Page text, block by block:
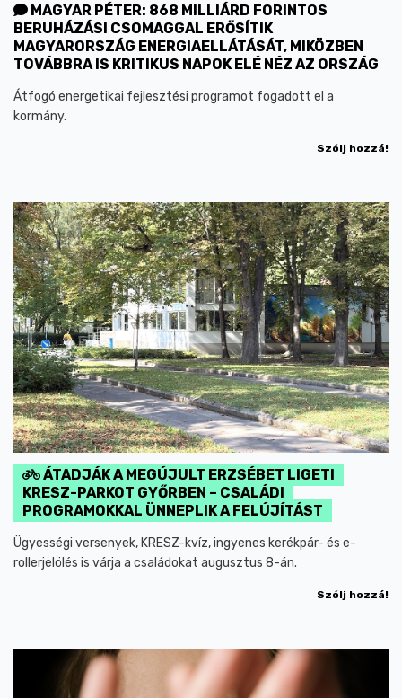
MAGYAR PÉTER: 868 MILLIÁRD FORINTOS
BERUHÁZÁSI CSOMAGGAL ERŐSÍTIK
MAGYARORSZÁG ENERGIAELLÁTÁSÁT, MIKÖZBEN
TOVÁBBRA IS KRITIKUS NAPOK ELÉ NÉZ AZ ORSZÁG
Átfogó energetikai fejlesztési programot fogadott el a
kormány.
Szólj hozzá!
ÁTADJÁK A MEGÚJULT ERZSÉBET LIGETI
KRESZ-PARKOT GYŐRBEN – CSALÁDI
PROGRAMOKKAL ÜNNEPLIK A FELÚJÍTÁST
Ügyességi versenyek, KRESZ-kvíz, ingyenes kerékpár- és e-
rollerjelölés is várja a családokat augusztus 8-án.
Szólj hozzá!